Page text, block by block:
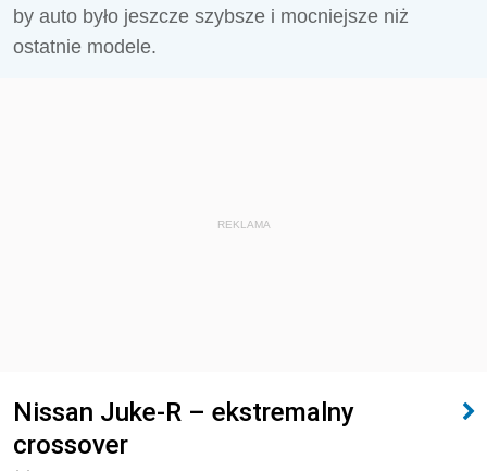
by auto było jeszcze szybsze i mocniejsze niż
ostatnie modele.
REKLAMA
Nissan Juke-R – ekstremalny
crossover